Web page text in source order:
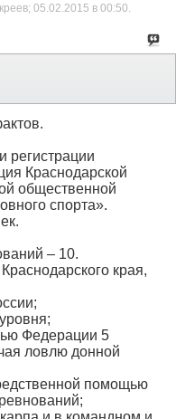
05.02.2015 в 00:50.
регистрации
Краснодарской
общественной
спорта».
– 10.
края,
Федерации 5
ловлю донной
помощью